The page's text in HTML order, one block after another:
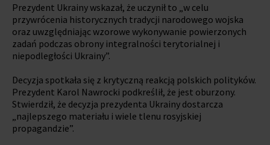
Prezydent Ukrainy wskazał, że uczynił to „w celu
przywrócenia historycznych tradycji narodowego wojska
oraz uwzględniając wzorowe wykonywanie powierzonych
zadań podczas obrony integralności terytorialnej i
niepodległości Ukrainy”.
Decyzja spotkała się z krytyczną reakcją polskich polityków.
Prezydent Karol Nawrocki podkreślił, że jest oburzony.
Stwierdził, że decyzja prezydenta Ukrainy dostarcza
„najlepszego materiału i wiele tlenu rosyjskiej
propagandzie”.